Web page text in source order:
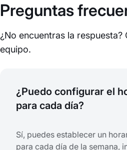
Preguntas
¿No encuentras la
equipo.
¿Puedo configurar el
para cada día?
Sí, puedes establecer un
para cada día de la semana,